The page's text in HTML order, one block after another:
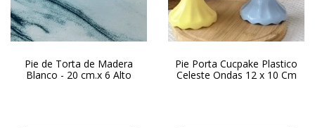
Pie de Torta de Madera
Blanco - 20 cm.x 6 Alto
Pie Porta Cucpake Plastico
Celeste Ondas 12 x 10 Cm